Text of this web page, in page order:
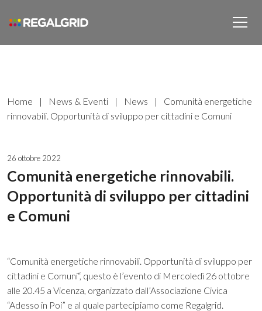
Home | News & Eventi | News |
Comunità energetiche
rinnovabili. Opportunità di sviluppo per cittadini e Comuni
26 ottobre 2022
Comunità energetiche rinnovabili.
Opportunità di sviluppo per cittadini
e Comuni
“Comunità energetiche rinnovabili. Opportunità di sviluppo per
cittadini e Comuni“, questo è l’evento di Mercoledì 26 ottobre
alle 20.45 a Vicenza, organizzato dall’Associazione Civica
“Adesso in Poi” e al quale partecipiamo come Regalgrid.